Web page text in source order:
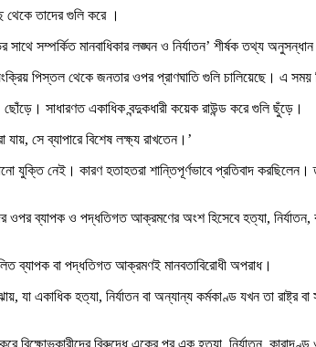
থেকে তাদের গুলি করে ।
সম্পর্কিত মানবাধিকার লঙ্ঘন ও নির্যাতন’ শীর্ষক তথ্য
পিস্তল থেকে জনতার ওপর প্রাণঘাতি গুলি চালিয়েছে। এ সময়
সাধারণত একাধিক বন্দুকধারী কয়েক রাউন্ড করে গুলি ছুঁড়ে।
যায়, সে ব্যাপারে বিশেষ লক্ষ্য রাখতেন।’
নেই। কারণ হতাহতরা শান্তিপূর্ণভাবে প্রতিবাদ করছিলেন।
ওপর ব্যাপক ও পদ্ধতিগত আক্রমণের অংশ হিসেবে হত্যা,
ব্যাপক বা পদ্ধতিগত আক্রমণই মানবতাবিরোধী অপরাধ।
একাধিক হত্যা, নির্যাতন বা অন্যান্য কর্মকাণ্ড যখন তা